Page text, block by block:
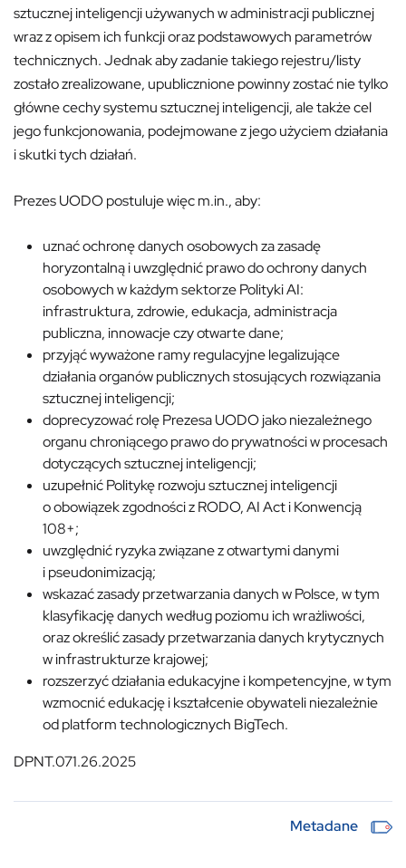
sztucznej inteligencji używanych w administracji publicznej
wraz z opisem ich funkcji oraz podstawowych parametrów
technicznych. Jednak aby zadanie takiego rejestru/listy
zostało zrealizowane, upublicznione powinny zostać nie tylko
główne cechy systemu sztucznej inteligencji, ale także cel
jego funkcjonowania, podejmowane z jego użyciem działania
i skutki tych działań.
Prezes UODO postuluje więc m.in., aby:
uznać ochronę danych osobowych za zasadę
horyzontalną i uwzględnić prawo do ochrony danych
osobowych w każdym sektorze Polityki AI:
infrastruktura, zdrowie, edukacja, administracja
publiczna, innowacje czy otwarte dane;
przyjąć wyważone ramy regulacyjne legalizujące
działania organów publicznych stosujących rozwiązania
sztucznej inteligencji;
doprecyzować rolę Prezesa UODO jako niezależnego
organu chroniącego prawo do prywatności w procesach
dotyczących sztucznej inteligencji;
uzupełnić Politykę rozwoju sztucznej inteligencji
o obowiązek zgodności z RODO, AI Act i Konwencją
108+;
uwzględnić ryzyka związane z otwartymi danymi
i pseudonimizacją;
wskazać zasady przetwarzania danych w Polsce, w tym
klasyfikację danych według poziomu ich wrażliwości,
oraz określić zasady przetwarzania danych krytycznych
w infrastrukturze krajowej;
rozszerzyć działania edukacyjne i kompetencyjne, w tym
wzmocnić edukację i kształcenie obywateli niezależnie
od platform technologicznych BigTech.
DPNT.071.26.2025
Metadane